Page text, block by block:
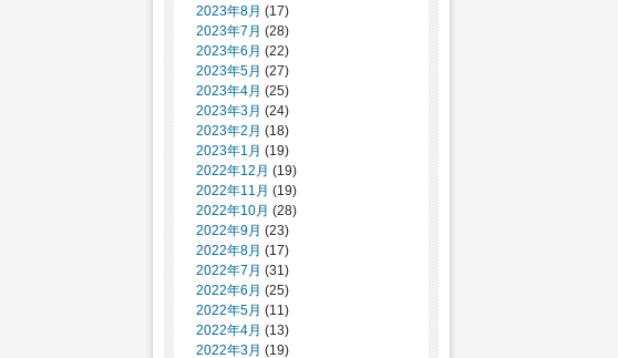
2023年8月 (17)
2023年7月 (28)
2023年6月 (22)
2023年5月 (27)
2023年4月 (25)
2023年3月 (24)
2023年2月 (18)
2023年1月 (19)
2022年12月 (19)
2022年11月 (19)
2022年10月 (28)
2022年9月 (23)
2022年8月 (17)
2022年7月 (31)
2022年6月 (25)
2022年5月 (11)
2022年4月 (13)
2022年3月 (19)